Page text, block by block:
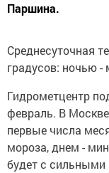
Паршина.
Среднесуточная
градусов: ночью -
Гидрометцентр
февраль. В
первые числа
мороза, днем -
будет с сильными